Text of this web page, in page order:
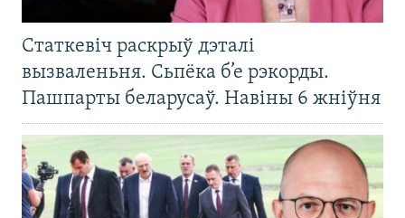
Статкевіч раскрыў дэталі
вызваленьня. Сьпёка б’е рэкорды.
Пашпарты беларусаў. Навіны 6 жніўня